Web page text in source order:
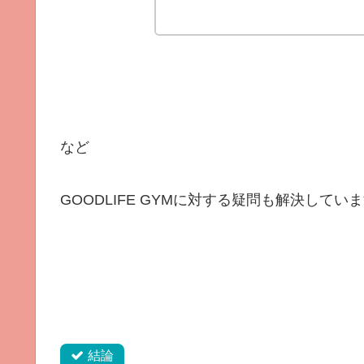
など
GOODLIFE GYMに対する疑問も解決してい
結論